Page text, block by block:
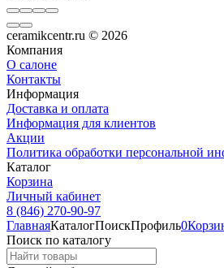
ceramikcentr.ru © 2026
Компания
О салоне
Контакты
Информация
Доставка и оплата
Информация для клиентов
Акции
Политика обработки персональной
Каталог
Корзина
Личный кабинет
8 (846) 270-90-97
ГлавнаяКаталогПоискПрофиль0
Поиск по каталогу